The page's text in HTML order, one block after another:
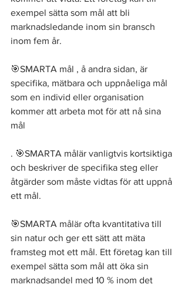
exempel sätta som mål att bli
marknadsledande inom sin bransch
inom fem år.
🎯SMARTA mål , å andra sidan, är
specifika, mätbara och uppnåeliga mål
som en individ eller organisation
kommer att arbeta mot för att nå sina
mål
. 🎯SMARTA målär vanligtvis kortsiktiga
och beskriver de specifika steg eller
åtgärder som måste vidtas för att uppnå
ett mål.
🎯SMARTA målär ofta kvantitativa till
sin natur och ger ett sätt att mäta
framsteg mot ett mål. Ett företag kan till
exempel sätta som mål att öka sin
marknadsandel med 10 % inom det